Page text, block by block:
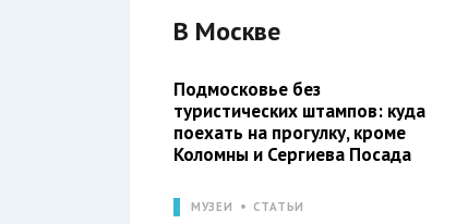
В Москве
Подмосковье без
туристических штампов: куда
поехать на прогулку, кроме
Коломны и Сергиева Посада
МУЗЕИ СТАТЬИ